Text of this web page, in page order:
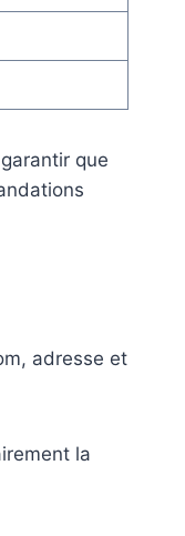
que
adresse et
la